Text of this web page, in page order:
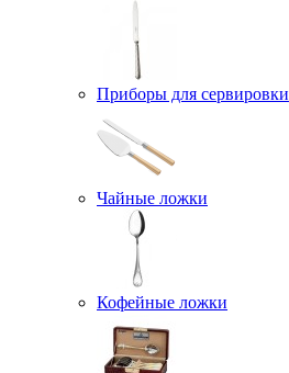
Приборы для сервировки
Чайные ложки
Кофейные ложки